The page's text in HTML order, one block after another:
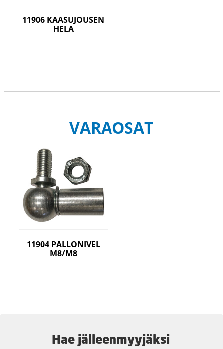
11906 KAASUJOUSEN
HELA
VARAOSAT
11904 PALLONIVEL
M8/M8
Hae jälleenmyyjäksi